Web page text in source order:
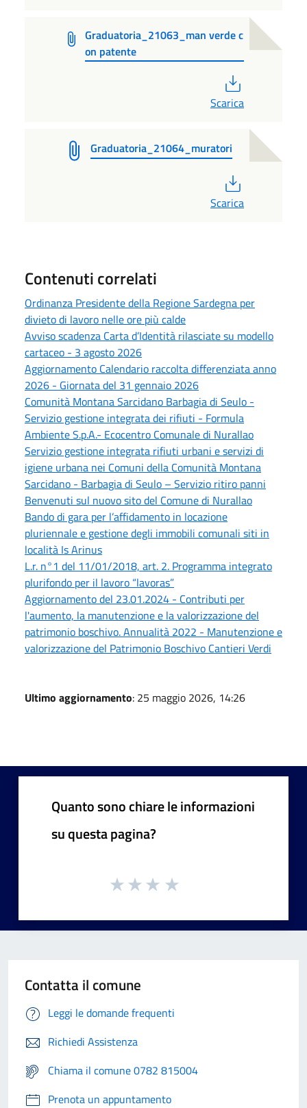
Graduatoria_21063_man verde c
on patente
Scarica
Graduatoria_21064_muratori
Scarica
Contenuti correlati
Ordinanza Presidente della Regione Sardegna per
divieto di lavoro nelle ore più calde
Avviso scadenza Carta d’Identità rilasciate su modello
cartaceo - 3 agosto 2026
Aggiornamento Calendario raccolta differenziata anno
2026 - Giornata del 31 gennaio 2026
Comunità Montana Sarcidano Barbagia di Seulo -
Servizio gestione integrata dei rifiuti - Formula
Ambiente S.p.A.- Ecocentro Comunale di Nurallao
Servizio gestione integrata rifiuti urbani e servizi di
igiene urbana nei Comuni della Comunità Montana
Sarcidano - Barbagia di Seulo – Servizio ritiro panni
Benvenuti sul nuovo sito del Comune di Nurallao
Bando di gara per l’affidamento in locazione
pluriennale e gestione degli immobili comunali siti in
località Is Arinus
L.r. n°1 del 11/01/2018, art. 2. Programma integrato
plurifondo per il lavoro “lavoras”
Aggiornamento del 23.01.2024 - Contributi per
l'aumento, la manutenzione e la valorizzazione del
patrimonio boschivo. Annualità 2022 - Manutenzione e
valorizzazione del Patrimonio Boschivo Cantieri Verdi
Ultimo aggiornamento: 25 maggio 2026, 14:26
Quanto sono chiare le informazioni
su questa pagina?
Contatta il comune
Leggi le domande frequenti
Richiedi Assistenza
Chiama il comune 0782 815004
Prenota un appuntamento